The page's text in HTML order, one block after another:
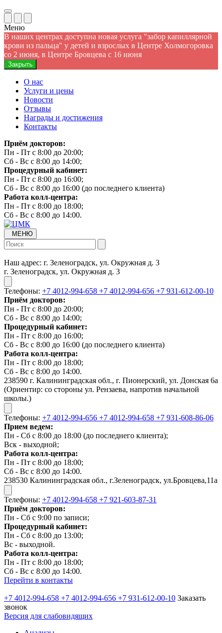
Меню
В наших центрах доступна новая услуга "забор капиллярной
крови из пальца" у детей и взрослых в Центре Холмогоровка
со 2 июня, в Центре Бровцева с 16 июня
Закрыть
О нас
Услуги и цены
Новости
Отзывы
Награды и достижения
Контакты
Приём докторов:
Пн - Пт с 8:00 до 20:00;
Сб - Вс с 8:00 до 14:00;
Процедурный кабинет:
Пн - Пт с 8:00 до 16:00;
Сб - Вс с 8:00 до 16:00 (до последнего клиента)
Работа колл-центра:
Пн - Пт с 8:00 до 18:00;
Сб - Вс с 8:00 до 14:00.
МЕНЮ
Наш адрес: г. Зеленоградск, ул. Окружная д. 3
г. Зеленоградск, ул. Окружная д. 3
Телефоны: +7 4012-994-658 +7 4012-994-656 +7 931-612-00-10
Приём докторов:
Пн - Пт с 8:00 до 20:00;
Сб - Вс с 8:00 до 14:00;
Процедурный кабинет:
Пн - Пт с 8:00 до 16:00;
Сб - Вс с 8:00 до 16:00 (до последнего клиента)
Работа колл-центра:
Пн - Пт с 8:00 до 18:00;
Сб - Вс с 8:00 до 14:00.
238590 г. Калининградская обл., г. Пионерский, ул. Донская 6а
(Ориентир: со стороны ул. Рензаева, напротив начальной
школы.)
Телефоны: +7 4012-994-656 +7 4012-994-658 +7 931-608-86-06
Прием ведем:
Пн - Сб с 8:00 до 18:00 (до последнего клиента);
Вск - выходной;
Работа колл-центра:
Пн - Пт с 8:00 до 18:00;
Сб - Вс с 8:00 до 14:00.
238530 Калининградская обл., г.Зеленоградск, ул.Бровцева,11а
Телефоны: +7 4012-994-658 +7 921-603-87-31
Приём докторов:
Пн - Сб с 9:00 по записи;
Процедурный кабинет:
Пн - Сб с 8:00 до 13:00;
Вс - выходной.
Работа колл-центра:
Пн - Пт с 8:00 до 18:00;
Сб - Вс с 8:00 до 14:00.
Перейти в контакты
+7 4012-994-658 +7 4012-994-656 +7 931-612-00-10 Заказать
звонок
Версия для слабовидящих